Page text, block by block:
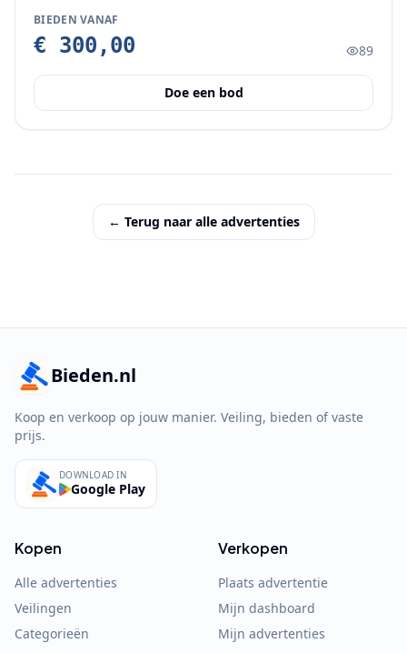
BIEDEN VANAF
€ 300,00 89
Doe een bod
← Terug naar alle advertenties
Bieden.nl
Koop en verkoop op jouw manier. Veiling, bieden of vaste
prijs.
DOWNLOAD IN
Google Play
Kopen
Alle advertenties
Veilingen
Categorieën
Verkopen
Plaats advertentie
Mijn dashboard
Mijn advertenties